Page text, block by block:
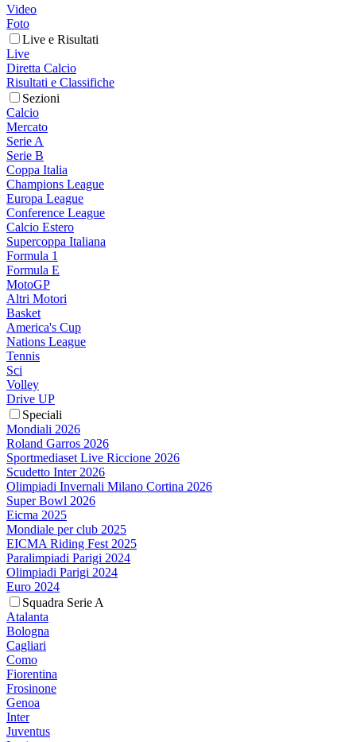
Video
Foto
Live e Risultati
Live
Diretta Calcio
Risultati e Classifiche
Sezioni
Calcio
Mercato
Serie A
Serie B
Coppa Italia
Champions League
Europa League
Conference League
Calcio Estero
Supercoppa Italiana
Formula 1
Formula E
MotoGP
Altri Motori
Basket
America's Cup
Nations League
Tennis
Sci
Volley
Drive UP
Speciali
Mondiali 2026
Roland Garros 2026
Sportmediaset Live Riccione 2026
Scudetto Inter 2026
Olimpiadi Invernali Milano Cortina 2026
Super Bowl 2026
Eicma 2025
Mondiale per club 2025
EICMA Riding Fest 2025
Paralimpiadi Parigi 2024
Olimpiadi Parigi 2024
Euro 2024
Squadra Serie A
Atalanta
Bologna
Cagliari
Como
Fiorentina
Frosinone
Genoa
Inter
Juventus